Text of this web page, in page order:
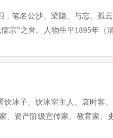
笔名公沙、梁隐、与忘、孤
宗”之誉。人物生平1895年
冰子、饮冰室主人、哀时客
、资产阶级宣传家、教育家